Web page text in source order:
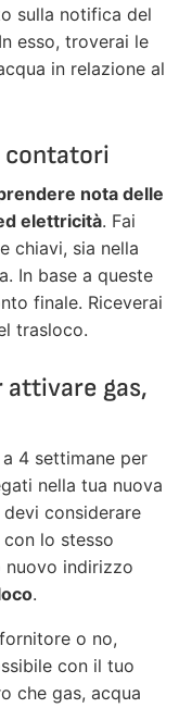
sulla notifica del
esso, troverai le
in relazione al
contatori
nota delle
elettricità. Fai
chiavi, sia nella
In base a queste
finale. Riceverai
trasloco.
attivare gas,
4 settimane per
nella tua nuova
considerare
con lo stesso
indirizzo
.
o no,
con il tuo
che gas, acqua